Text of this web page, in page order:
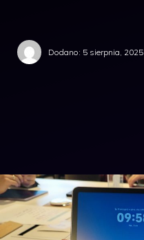
Dodano: 5 sierpnia, 2025